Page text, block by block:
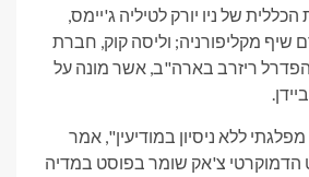
של ניו יורק לטיליה ג'יימס,
שיף מקליפורניה; וליסה קוק, חברת
ריזרב בארה"ב, אשר מונה על
ללא ניסיון במודיעין", אמר
הדמוקרטי צ'אק שומר בפוסט במדיה